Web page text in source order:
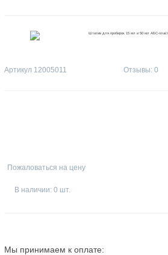
Артикул 12005011 Отзывы: 0
Пожаловаться на цену
В наличии: 0 шт.
Мы принимаем к оплате: